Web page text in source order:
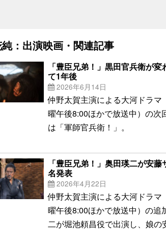
：出演映画・関連記事
「豊臣兄弟！」黒田官兵衛が
て1年後
2026年6月14日
仲野太賀主演による大河ドラ
曜午後8:00ほかで放送中）の
は「軍師官兵衛！」。
「豊臣兄弟！」奥田瑛二が安
名発表
2026年4月22日
仲野太賀主演による大河ドラ
曜午後8:00ほかで放送中）の
二が堀池頼昌役で出演し、娘の